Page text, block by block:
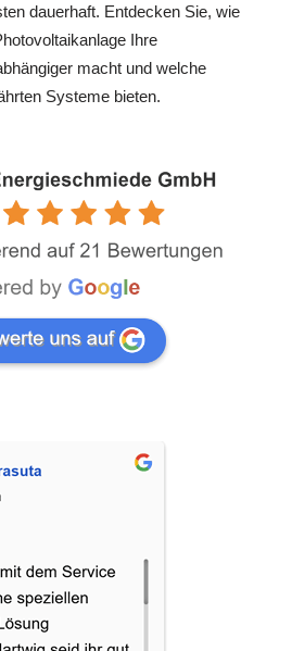
dauerhaft. Entdecken Sie, wie
Ihre
macht und welche
Systeme bieten.